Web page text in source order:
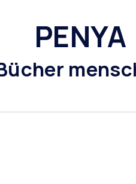
PENYA